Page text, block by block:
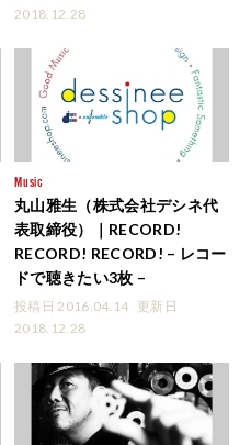
2018.12.28
Music
丸山雅生（株式会社デシネ代
表取締役）｜RECORD!
RECORD! RECORD! – レコー
ドで聴きたい3枚 –
投稿日 2016.04.14 更新日
2018.12.28